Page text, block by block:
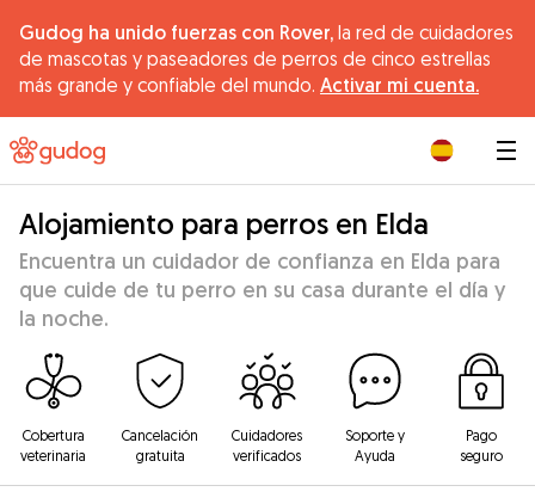
Gudog ha unido fuerzas con Rover, la red de cuidadores
de mascotas y paseadores de perros de cinco estrellas
más grande y confiable del mundo. Activar mi cuenta.
Alojamiento para perros en Elda
Encuentra un cuidador de confianza en Elda para
que cuide de tu perro en su casa durante el día y
la noche.
Cobertura
veterinaria
Cancelación
gratuita
Cuidadores
verificados
Soporte y
Ayuda
Pago
seguro